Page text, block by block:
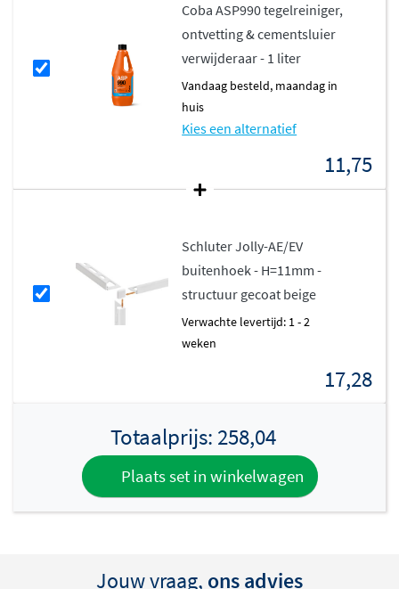
Coba ASP990 tegelreiniger,
ontvetting & cementsluier
verwijderaar - 1 liter
vandaag besteld, maandag in
huis
Kies een alternatief
11,75
Schluter Jolly-AE/EV
buitenhoek - H=11mm -
structuur gecoat beige
Verwachte levertijd: 1 - 2
weken
17,28
Totaalprijs: 258,04
Plaats set in winkelwagen
Jouw vraag, ons advies